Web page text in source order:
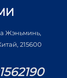
Жэньминь,
215600